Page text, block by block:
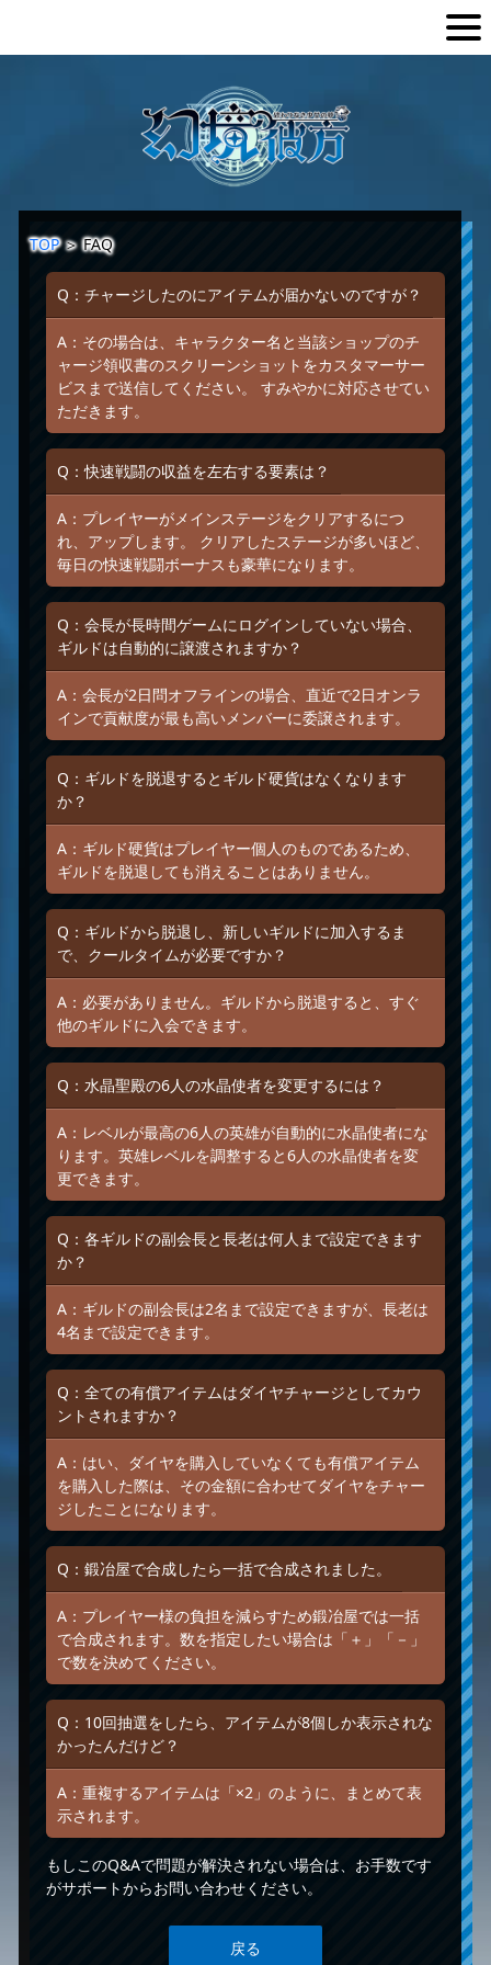
TOP＞FAQ
Q：チャージしたのにアイテムが届かないのですが？
A：その場合は、キャラクター名と当該ショップのチ
ャージ領収書のスクリーンショットをカスタマーサー
ビスまで送信してください。 すみやかに対応させてい
ただきます。
Q：快速戦闘の収益を左右する要素は？
A：プレイヤーがメインステージをクリアするにつ
れ、アップします。 クリアしたステージが多いほど、
毎日の快速戦闘ボーナスも豪華になります。
Q：会長が長時間ゲームにログインしていない場合、
ギルドは自動的に譲渡されますか？
A：会長が2日問オフラインの場合、直近で2日オンラ
インで貢献度が最も高いメンバーに委譲されます。
Q：ギルドを脱退するとギルド硬貨はなくなります
か？
A：ギルド硬貨はプレイヤー個人のものであるため、
ギルドを脱退しても消えることはありません。
Q：ギルドから脱退し、新しいギルドに加入するま
で、クールタイムが必要ですか？
A：必要がありません。ギルドから脱退すると、すぐ
他のギルドに入会できます。
Q：水晶聖殿の6人の水晶使者を変更するには？
A：レベルが最高の6人の英雄が自動的に水晶使者にな
ります。英雄レベルを調整すると6人の水晶使者を変
更できます。
Q：各ギルドの副会長と長老は何人まで設定できます
か？
A：ギルドの副会長は2名まで設定できますが、長老は
4名まで設定できます。
Q：全ての有償アイテムはダイヤチャージとしてカウ
ントされますか？
A：はい、ダイヤを購入していなくても有償アイテム
を購入した際は、その金額に合わせてダイヤをチャー
ジしたことになります。
Q：鍛冶屋で合成したら一括で合成されました。
A：プレイヤー様の負担を減らすため鍛冶屋では一括
で合成されます。数を指定したい場合は「＋」「－」
で数を決めてください。
Q：10回抽選をしたら、アイテムが8個しか表示されな
かったんだけど？
A：重複するアイテムは「×2」のように、まとめて表
示されます。
もしこのQ&Aで問題が解決されない場合は、お手数です
がサポートからお問い合わせください。
戻る